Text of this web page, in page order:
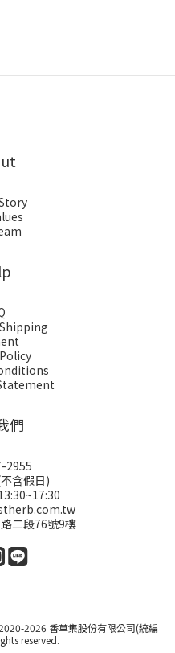
們
2955
含假日)
二段76號9樓
2026 香草集股份有限公司(統編
reserved.